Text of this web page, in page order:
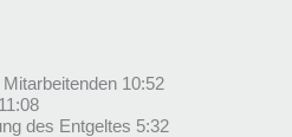
10:52
des Entgeltes 5:32